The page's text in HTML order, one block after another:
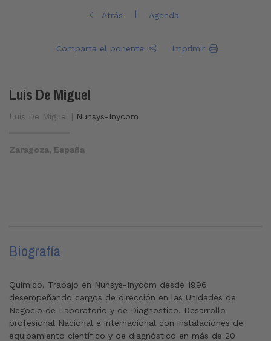
Atrás | Agenda
Comparta el ponente Imprimir
Luis De Miguel
Luis De Miguel | Nunsys-Inycom
Zaragoza, España
Biografía
Químico. Trabajo en Nunsys-Inycom desde 1996
desempeñando cargos de dirección en las Unidades de
Negocio de Laboratorio y de Diagnostico. Desarrollo
profesional Nacional e internacional con instalaciones de
equipamiento científico y de diagnóstico en más de 20